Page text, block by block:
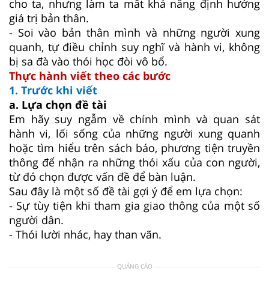
cho ta, nhưng làm ta mất khả năng định hướng
giá trị bản thân.
- Soi vào bản thân mình và những người xung
quanh, tự điều chỉnh suy nghĩ và hành vi, không
bị sa đà vào thói học đòi vô bổ.
Thực hành viết theo các bước
1. Trước khi viết
a. Lựa chọn đề tài
Em hãy suy ngẫm về chính mình và quan sát
hành vi, lối sống của những người xung quanh
hoặc tìm hiểu trên sách báo, phương tiện truyền
thông để nhận ra những thói xấu của con người,
từ đó chọn được vấn đề để bàn luận.
Sau đây là một số đề tài gợi ý để em lựa chọn:
- Sự tùy tiện khi tham gia giao thông của một số
người dân.
- Thói lười nhác, hay than vãn.
QUẢNG CÁO